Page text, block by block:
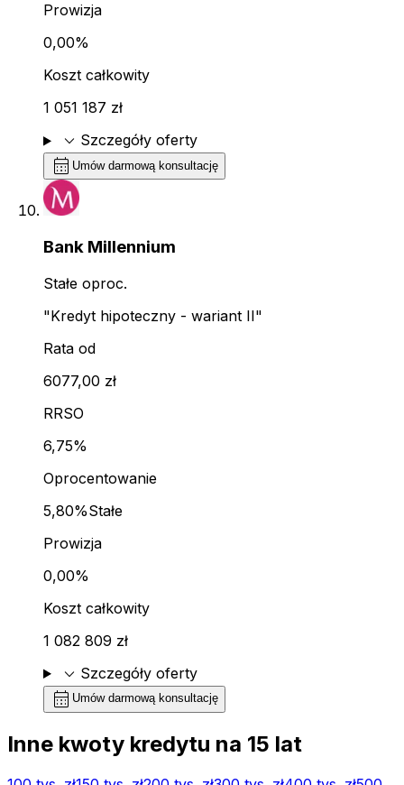
Prowizja
0,00%
Koszt całkowity
1 051 187 zł
expand_more Szczegóły oferty
calendar_month Umów darmową konsultację
Bank Millennium
Stałe oproc.
"Kredyt hipoteczny - wariant II"
Rata od
6077,00 zł
RRSO
6,75%
Oprocentowanie
5,80%Stałe
Prowizja
0,00%
Koszt całkowity
1 082 809 zł
expand_more Szczegóły oferty
calendar_month Umów darmową konsultację
Inne kwoty kredytu na 15 lat